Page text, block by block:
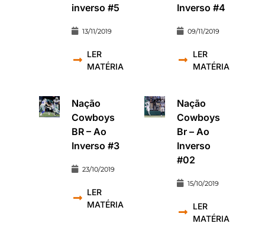
inverso #5
13/11/2019
LER
MATÉRIA
Inverso #4
09/11/2019
LER
MATÉRIA
Nação
Cowboys
BR – Ao
Inverso #3
23/10/2019
LER
MATÉRIA
Nação
Cowboys
Br – Ao
Inverso
#02
15/10/2019
LER
MATÉRIA